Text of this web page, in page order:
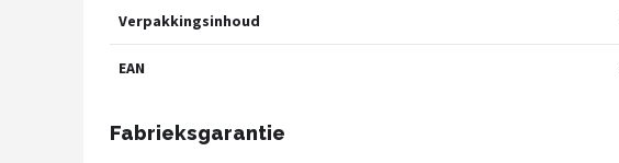
Verpakkingsinhoud
EAN
Fabrieksgarantie